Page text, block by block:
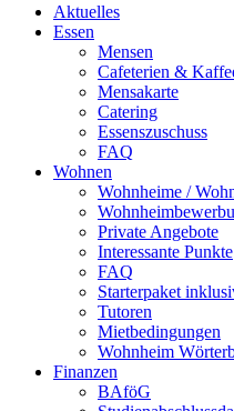
Aktuelles
Essen
Mensen
Cafeterien &
Mensakarte
Catering
Essenszuschuss
FAQ
Wohnen
Wohnheime /
Private Angebote
Interessante Punkte
FAQ
Starterpaket
Tutoren
Mietbedingungen
Wohnheim
Finanzen
BAföG